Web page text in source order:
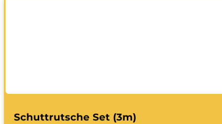
Schuttrutsche Set (3m)